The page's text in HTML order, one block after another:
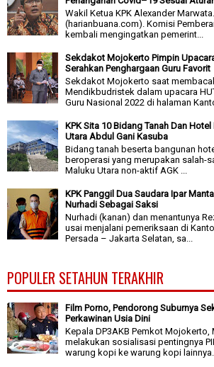
Wakil Ketua KPK Alexander
(harianbuana.com). Komisi
kembali mengingatkan pemerint...
Sekdakot Mojokerto Pimpin
Serahkan Penghargaan Guru Favorit
Sekdakot Mojokerto saat
Mendikbudristek dalam upacara
Guru Nasional 2022 di halaman
KPK Sita 10 Bidang Tanah Dan
Utara Abdul Gani Kasuba
Bidang tanah beserta bangunan
beroperasi yang merupakan salah-
Maluku Utara non-aktif AGK ...
KPK Panggil Dua Saudara Ipar
Nurhadi Sebagai Saksi
Nurhadi (kanan) dan menantunya
usai menjalani pemeriksaan di
Persada – Jakarta Selatan, sa...
POPULER SETAHUN TERAKHIR
Film Porno, Pendorong Suburnya
Perkawinan Usia Dini
Kepala DP3AKB Pemkot Mojokerto,
melakukan sosialisasi pentingnya
warung kopi ke warung kopi lainnya...